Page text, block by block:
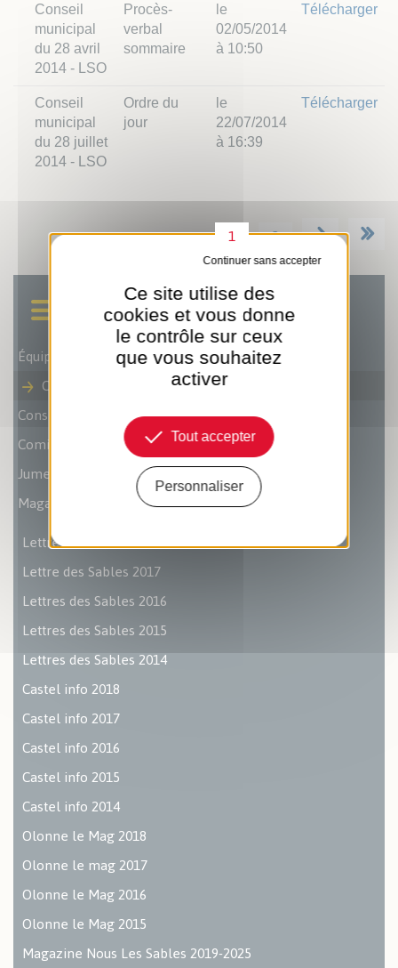
Conseil
municipal
du 28 avril
2014 - LSO
Procès-
verbal
sommaire
le
02/05/2014
à 10:50
Télécharger
Conseil
municipal
du 28 juillet
2014 - LSO
Ordre du
jour
le
22/07/2014
à 16:39
Télécharger
1 2
Équipe municipale
Conseils municipaux
Conseil Municipal des Enfants
Comités Consultatifs de Quartiers
Jumelages
Magazine municipal
Lettre des Sables 2018
Lettre des Sables 2017
Lettres des Sables 2016
Lettres des Sables 2015
Lettres des Sables 2014
Castel info 2018
Castel info 2017
Castel info 2016
Castel info 2015
Castel info 2014
Olonne le Mag 2018
Olonne le mag 2017
Olonne le Mag 2016
Olonne le Mag 2015
Magazine Nous Les Sables 2019-2025
Ce site utilise des
cookies et vous donne
le contrôle sur ceux
que vous souhaitez
activer
Tout accepter
Tout refuser
Personnaliser